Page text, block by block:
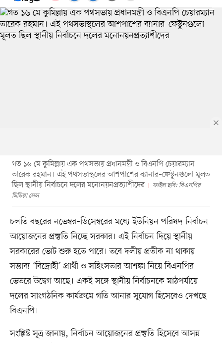
গত ১৬ মে কুমিল্লায় এক পথসভায় প্রধানমন্ত্রী ও বিএনপি চেয়ারম্যান
তারেক রহমান। এই পথসভাস্থলের আশপাশের ব্যানার–ফেস্টুনগুলো মূলত
ছিল স্থানীয় নির্বাচনে দলের মনোনয়নপ্রত্যাশীদের
ফাইল ছবি: বিএনপির
মিডিয়া সেল
চলতি বছরের নভেম্বর–ডিসেম্বরের মধ্যে ইউনিয়ন পরিষদ নির্বাচন
আয়োজনের প্রস্তুতি নিচ্ছে সরকার। এই নির্বাচন দিয়ে স্থানীয়
সরকারের ভোট শুরু হতে পারে। তবে দলীয় প্রতীক না থাকায়
সম্ভাব্য ‘বিদ্রোহী’ প্রার্থী ও সহিংসতার আশঙ্কা নিয়ে বিএনপির
ভেতরে উদ্বেগ আছে। একই সঙ্গে স্থানীয় নির্বাচনকে মাঠপর্যায়ে
দলের সাংগঠনিক কার্যক্রমে গতি আনার সুযোগ হিসেবেও দেখছে
বিএনপি।
সংশ্লিষ্ট সূত্র জানায়, নির্বাচন আয়োজনের প্রস্তুতি হিসেবে আসন্ন